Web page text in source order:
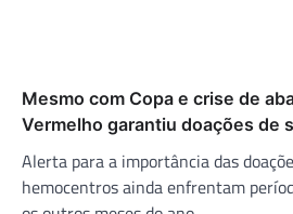
Mesmo com Copa e crise de
Vermelho garantiu doações de
Alerta para a importância das
hemocentros ainda enfrentam